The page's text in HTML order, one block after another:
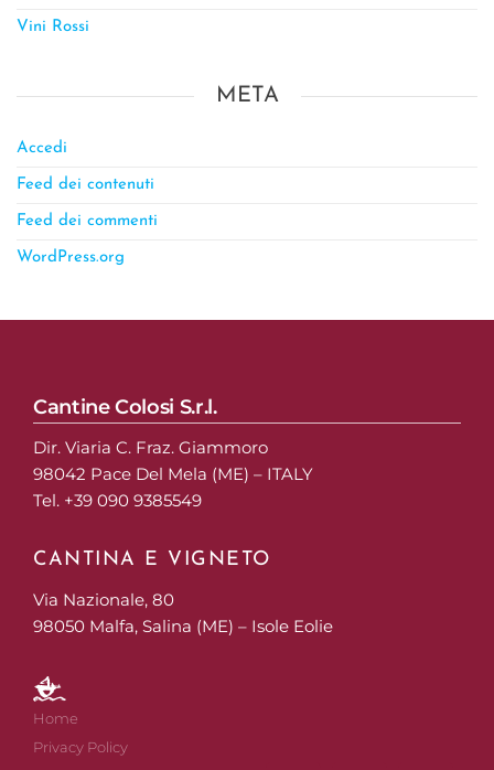
Vini Rossi
META
Accedi
Feed dei contenuti
Feed dei commenti
WordPress.org
Cantine Colosi S.r.l.
Dir. Viaria C. Fraz. Giammoro
98042 Pace Del Mela (ME) – ITALY
Tel. +39 090 9385549
CANTINA E VIGNETO
Via Nazionale, 80
98050 Malfa, Salina (ME) – Isole Eolie
Home
Privacy Policy